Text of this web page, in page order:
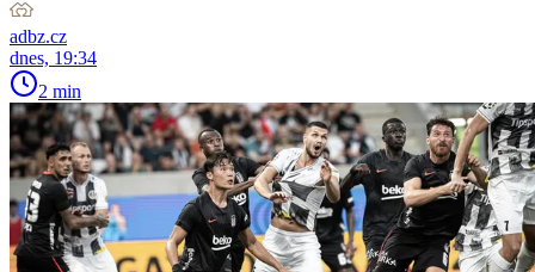
adbz.cz
dnes, 19:34
2 min